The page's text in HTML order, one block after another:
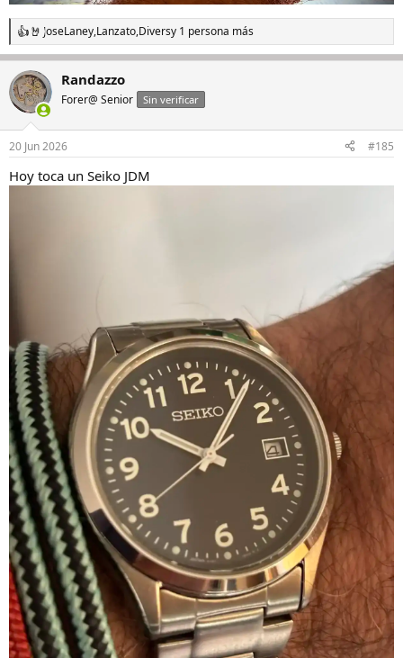
R
e
c
c
i
e
:
JoseLaney,Lanzato,Diversy 1 persona más
Randazzo
Forer@ Senior Sin verificar
20 Jun 2026 #185
Hoy toca un Seiko JDM